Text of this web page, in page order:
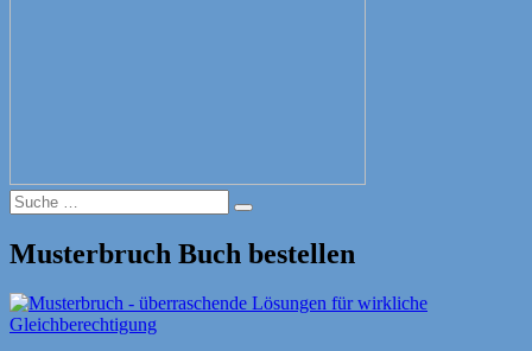
Suche
nach:
Suche
Musterbruch Buch bestellen